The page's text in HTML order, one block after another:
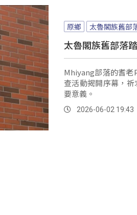
原鄉 太魯閣族舊部
太魯閣族舊部落
Mhiyang部落的耆
查活動揭開序幕，
要意義。
2026-06-02 19:43